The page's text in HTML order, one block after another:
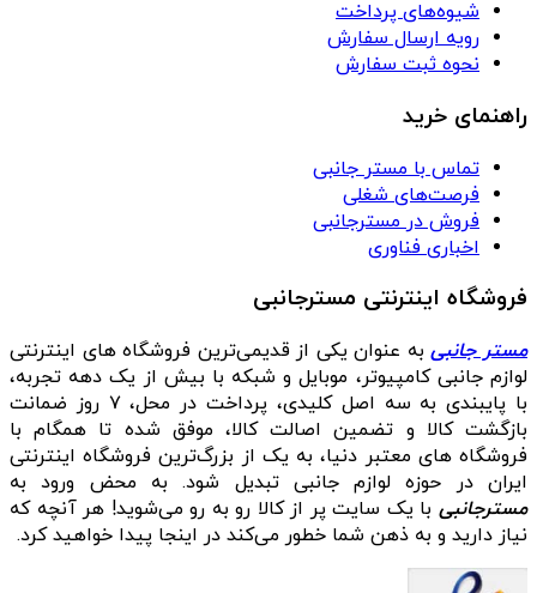
شیوه‌های پرداخت
رویه ارسال سفارش
نحوه ثبت سفارش
راهنمای خرید
تماس با مستر جانبی
فرصت‌های شغلی
فروش در مسترجانبی
اخباری فناوری
فروشگاه اینترنتی مسترجانبی
مستر جانبیبه عنوان یکی از قدیمی‌ترین فروشگاه های اینترنتی
لوازم جانبی کامپیوتر، موبایل و شبکه با بیش از یک دهه تجربه،
با پایبندی به سه اصل کلیدی، پرداخت در محل، ۷ روز ضمانت
بازگشت کالا و تضمین اصالت کالا، موفق شده تا همگام با
فروشگاه‌ های معتبر دنیا، به یک از بزرگ‌ترین فروشگاه اینترنتی
ایران در حوزه لوازم جانبی تبدیل شود. به محض ورود به
مسترجانبی با یک سایت پر از کالا رو به رو می‌شوید! هر آنچه که
نیاز دارید و به ذهن شما خطور می‌کند در اینجا پیدا خواهید کرد.